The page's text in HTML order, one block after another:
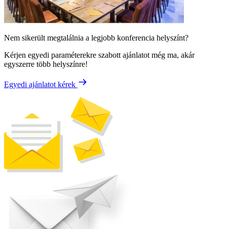
Nem sikerült megtalálnia a legjobb konferencia helyszínt?
Kérjen egyedi paraméterekre szabott ajánlatot még ma, akár
egyszerre több helyszínre!
Egyedi ajánlatot kérek